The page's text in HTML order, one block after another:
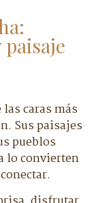
caras más
Sus paisajes
pueblos
lo convierten